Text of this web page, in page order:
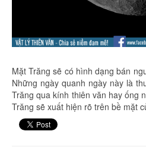
Mặt Trăng sẽ có hình dạng bán
Những ngày quanh ngày này là
Trăng qua kính thiên văn hay ống
Trăng sẽ xuất hiện rõ trên bề mặt